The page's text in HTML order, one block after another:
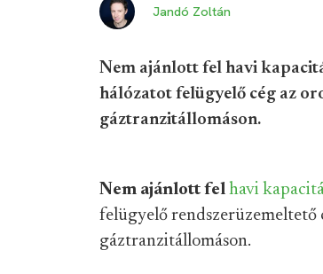
Jandó Zoltán
Nem ajánlott fel havi
hálózatot felügyelő cég az
gáztranzitállomáson.
Nem ajánlott fel havi
felügyelő rendszerüzemeltető
gáztranzitállomáson.